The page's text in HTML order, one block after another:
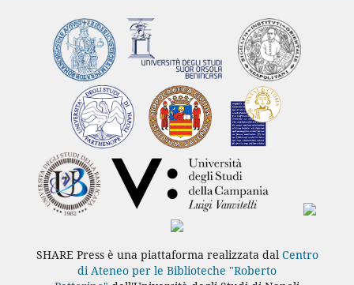
SHARE Press è una piattaforma realizzata dal Centro
di Ateneo per le Biblioteche "Roberto